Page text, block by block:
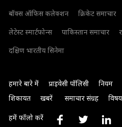
बॉक्स ऑफिस कलेक्शन
क्रिकेट समाचार
लेटेस्ट स्मार्टफोन्स
पाकिस्तान समाचार
दक्षिण भारतीय सिनेमा
हमारे बारे में प्राइवेसी पॉलिसी नियम
शिकायत
खबरें समाचार संग्रह
हमें फॉलो करें